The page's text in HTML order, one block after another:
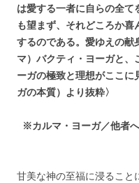
は愛する一者に自らの全
も望まず、それどころか
するのである。愛ゆえの
マ）バクティ・ヨーガと、
ーガの極致と理想がここ
ガの本質）より抜粋〉
※カルマ・ヨーガ／他者
甘美な神の至福に浸ること